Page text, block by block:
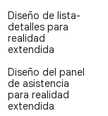
Diseño de lista-
detalles para
realidad
extendida
Diseño del panel
de asistencia
para realidad
extendida